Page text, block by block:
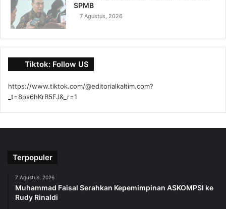
SPMB
7 Agustus, 2026
Tiktok: Follow US
https://www.tiktok.com/@editorialkaltim.com?
_t=8ps6hKrB5FJ&_r=1
Terpopuler
7 Agustus, 2026
Muhammad Faisal Serahkan Kepemimpinan ASKOMPSI ke
Rudy Rinaldi